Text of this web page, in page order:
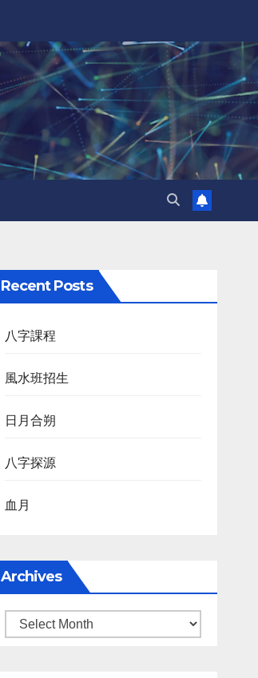
Recent Posts
八字課程
風水班招生
日月合朔
八字探源
血月
Archives
Archives